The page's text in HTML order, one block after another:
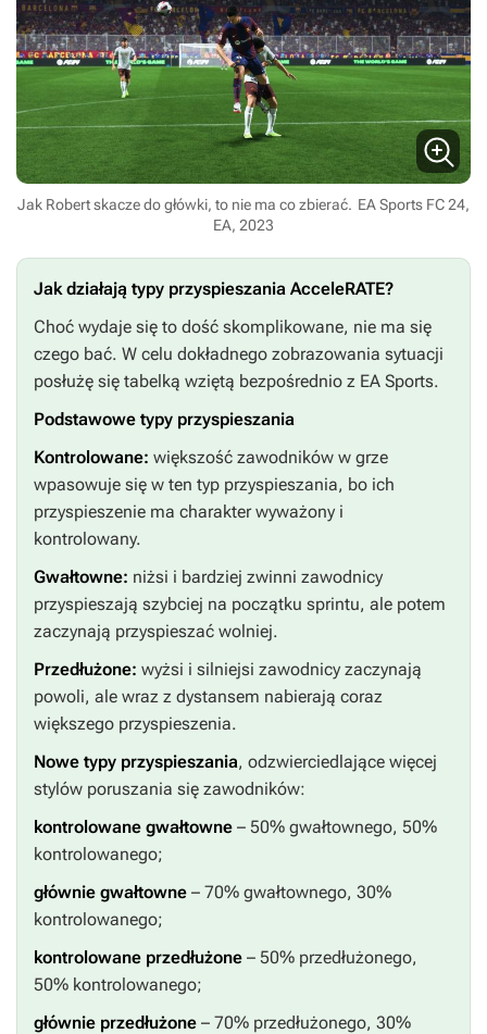
Jak Robert skacze do główki, to nie ma co zbierać. EA Sports FC 24,
EA, 2023
Jak działają typy przyspieszania AcceleRATE?
Choć wydaje się to dość skomplikowane, nie ma się
czego bać. W celu dokładnego zobrazowania sytuacji
posłużę się tabelką wziętą bezpośrednio z EA Sports.
Podstawowe typy przyspieszania
Kontrolowane: większość zawodników w grze
wpasowuje się w ten typ przyspieszania, bo ich
przyspieszenie ma charakter wyważony i
kontrolowany.
Gwałtowne: niżsi i bardziej zwinni zawodnicy
przyspieszają szybciej na początku sprintu, ale potem
zaczynają przyspieszać wolniej.
Przedłużone: wyżsi i silniejsi zawodnicy zaczynają
powoli, ale wraz z dystansem nabierają coraz
większego przyspieszenia.
Nowe typy przyspieszania, odzwierciedlające więcej
stylów poruszania się zawodników:
kontrolowane gwałtowne – 50% gwałtownego, 50%
kontrolowanego;
głównie gwałtowne – 70% gwałtownego, 30%
kontrolowanego;
kontrolowane przedłużone – 50% przedłużonego,
50% kontrolowanego;
głównie przedłużone – 70% przedłużonego, 30%